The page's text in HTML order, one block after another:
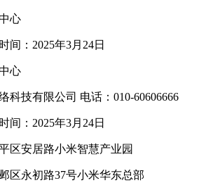
心
间：2025年3月24日
心
科技有限公司 电话：010-60606666
间：2025年3月24日
区安居路小米智慧产业园
区永初路37号小米华东总部